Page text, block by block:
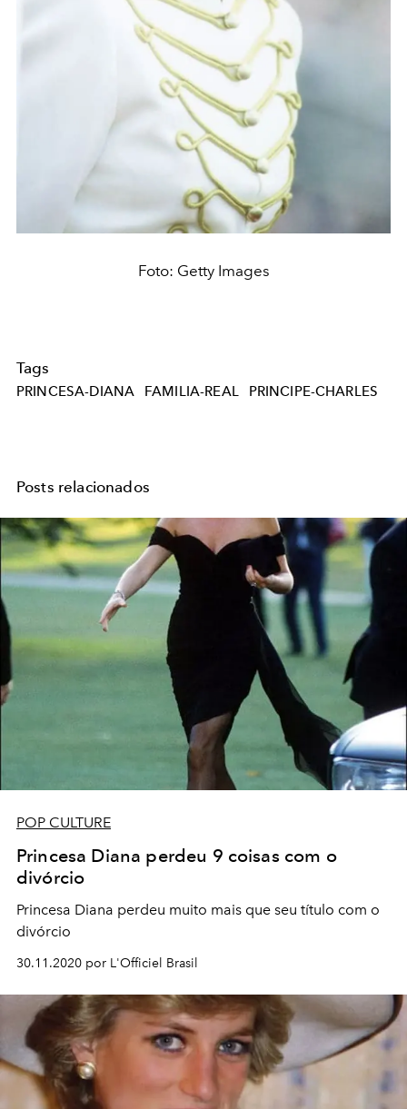
Foto: Getty Images
Tags
PRINCESA-DIANA FAMILIA-REAL PRINCIPE-CHARLES
Posts relacionados
POP CULTURE
Princesa Diana perdeu 9 coisas com o
divórcio
Princesa Diana perdeu muito mais que seu título com o
divórcio
30.11.2020 por L'Officiel Brasil